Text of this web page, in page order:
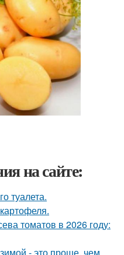
на сайте:
туалета.
томатов в 2026 году: